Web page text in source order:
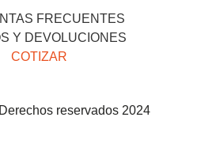
FRECUENTES
Y DEVOLUCIONES
COTIZAR
reservados 2024